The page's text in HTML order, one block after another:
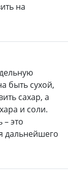
на
быть сухой,
сахар, а
и соли.
это
дальнейшего